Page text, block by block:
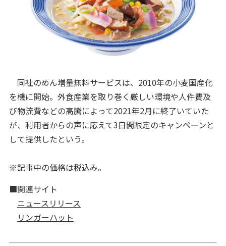
同社のめん増量無料サービスは、2010年の小麦国産化
を機に開始。外食産業を取り巻く厳しい環境や人件費及
び物流費などの高騰によって2021年2月に終了いていた
が、利用者からの声に応えて3日間限定のキャンペーンと
して提供したという。
※記事中の価格は税込み。
■関連サイト
ニュースリリース
リンガーハット